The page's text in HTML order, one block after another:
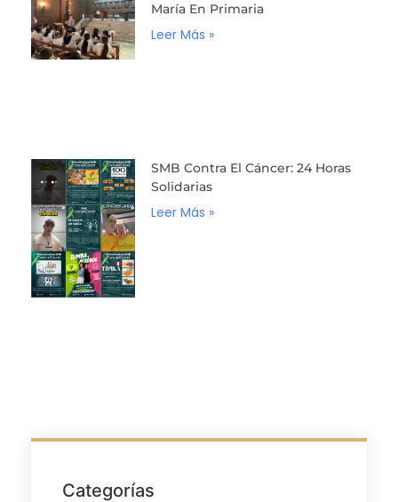
María En Primaria
Leer Más »
SMB Contra El Cáncer: 24 Horas
Solidarias
Leer Más »
Categorías